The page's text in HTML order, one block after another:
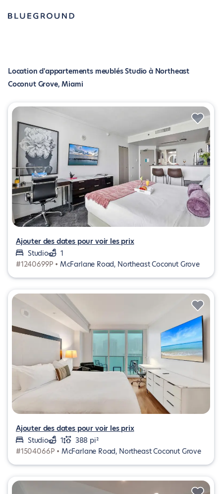
Location d'appartements meublés Studio à Northeast
Coconut Grove, Miami
Ajouter des dates pour voir les prix
Studio
1
#1240699P • McFarlane Road, Northeast Coconut Grove
Ajouter des dates pour voir les prix
Studio
1
388 pi²
#1504066P • McFarlane Road, Northeast Coconut Grove